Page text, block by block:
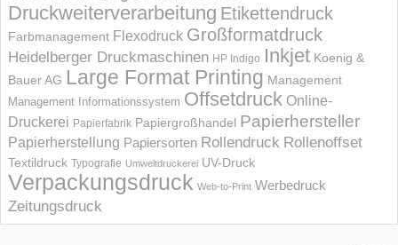
Druckweiterverarbeitung Etikettendruck
Farbmanagement Flexodruck Großformatdruck
Heidelberger Druckmaschinen HP Indigo Inkjet Koenig &
Bauer AG Large Format Printing Management
Management Informations­system Offsetdruck Online-
Druckerei Papierfabrik Papiergroßhandel Papierhersteller
Papierherstellung Papiersorten Rollendruck Rollenoffset
Textildruck Typografie Umweltdruckerei UV-Druck
Verpackungsdruck Web-to-Print Werbedruck
Zeitungsdruck